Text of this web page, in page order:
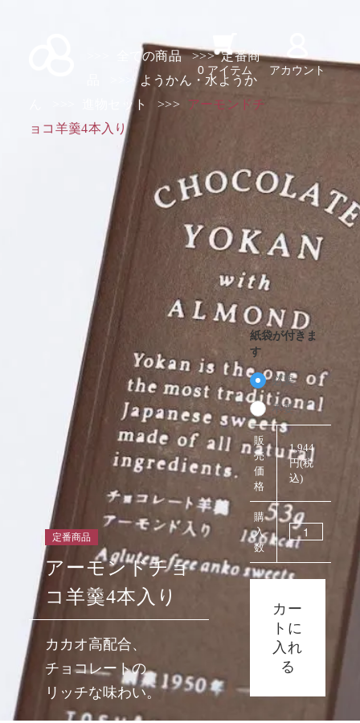
全ての商品>>>定番商
>>>ようかん・水ようか
進物セット >>>
アーモンドチ
ョコ羊羹4本入り
定番商品
アーモンドチョ
コ羊羹4本入り
カカオ高配合、
チョコレートの
リッチな味わい。
紙袋が付きま
す
必要
不要
販
売
価
格
1,944
円(税
込)
購
入
数
カー
トに
入れ
る
0 アイテム アカウント